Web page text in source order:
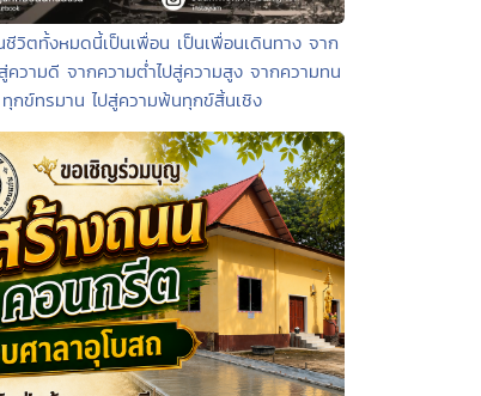
ชีวิตทั้งหมดนี้เป็นเพื่อน เป็นเพื่อนเดินทาง จาก
ความดี จากความต่ำไปสู่ความสูง จากความทน
ทุกข์ทรมาน ไปสู่ความพ้นทุกข์สิ้นเชิง